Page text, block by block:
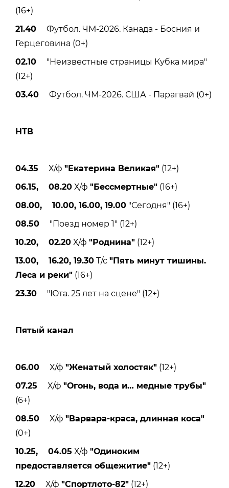
(16+)
21.40 Футбол. ЧМ-2026. Канада - Босния и
Герцеговина (0+)
02.10 "Неизвестные страницы Кубка мира"
(12+)
03.40 Футбол. ЧМ-2026. США - Парагвай (0+)
НТВ
04.35 Х/ф "Екатерина Великая" (12+)
06.15, 08.20 Х/ф "Бессмертные" (16+)
08.00, 10.00, 16.00, 19.00 "Сегодня" (16+)
08.50 "Поезд номер 1" (12+)
10.20, 02.20 Х/ф "Роднина" (12+)
13.00, 16.20, 19.30 Т/с "Пять минут тишины.
Леса и реки" (16+)
23.30 "Юта. 25 лет на сцене" (12+)
Пятый канал
06.00 Х/ф "Женатый холостяк" (12+)
07.25 Х/ф "Огонь, вода и… медные трубы"
(6+)
08.50 Х/ф "Варвара-краса, длинная коса"
(0+)
10.25, 04.05 Х/ф "Одиноким
предоставляется общежитие" (12+)
12.20 Х/ф "Спортлото-82" (12+)